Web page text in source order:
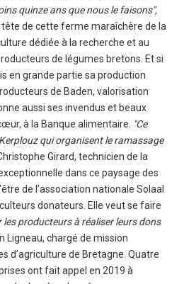
quinze ans que nous le faisons",
de cette ferme maraîchère de la
dédiée à la recherche et au
de légumes bretons. Et si
en grande partie sa production
de Baden, valorisation
aussi ses invendus et beaux
à la Banque alimentaire. "Ce
qui organisent le ramassage
Girard, technicien de la
dans ce paysage des
de l’association nationale Solaal
donateurs. Elle veut se faire
les producteurs à réaliser leurs dons
Ligneau, chargé de mission
d’agriculture de Bretagne. Quatre
ont fait appel en 2019 à